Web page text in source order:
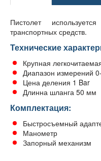
Пистолет
транспортных средств.
Технические
Крупная
Диапазон измерений
Цена деления 1 Bar
Длинна шланга 50 мм
Комплектация:
Быстросъемный
Манометр
Запорный механизм